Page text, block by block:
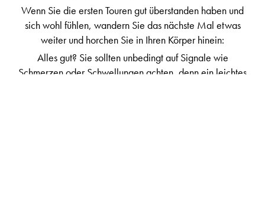
Wenn Sie die ersten Touren gut überstanden haben und
sich wohl fühlen, wandern Sie das nächste Mal etwas
weiter und horchen Sie in Ihren Körper hinein:
Alles gut? Sie sollten unbedingt auf Signale wie
Schmerzen oder Schwellungen achten, denn ein leichtes